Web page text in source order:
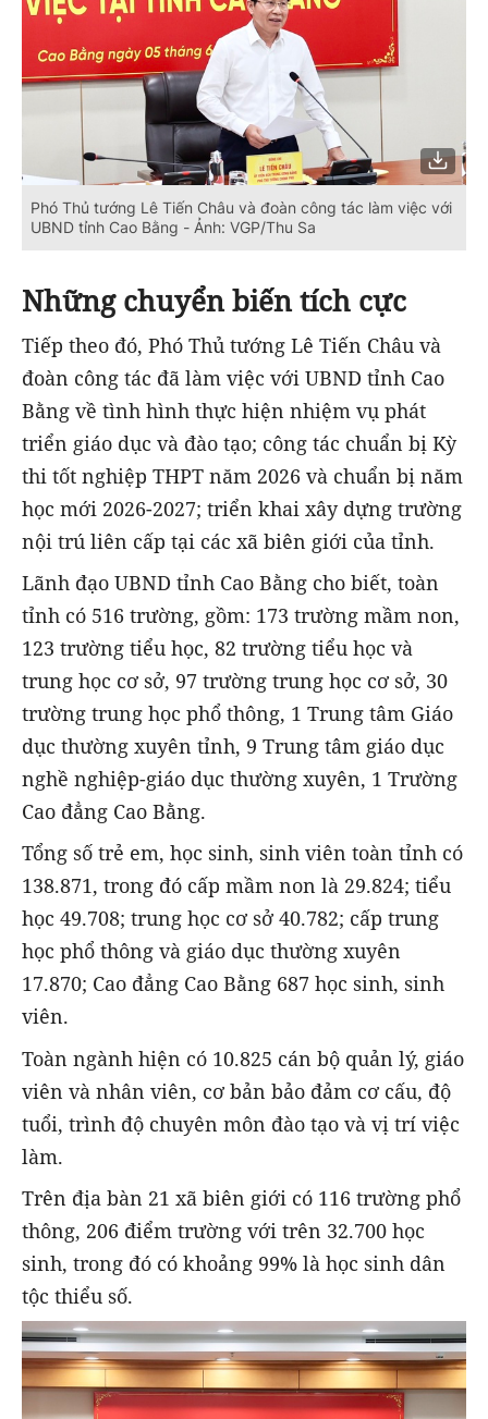
Phó Thủ tướng Lê Tiến Châu và đoàn công tác làm việc với
UBND tỉnh Cao Bằng - Ảnh: VGP/Thu Sa
Những chuyển biến tích cực
Tiếp theo đó, Phó Thủ tướng Lê Tiến Châu và
đoàn công tác đã làm việc với UBND tỉnh Cao
Bằng về tình hình thực hiện nhiệm vụ phát
triển giáo dục và đào tạo; công tác chuẩn bị Kỳ
thi tốt nghiệp THPT năm 2026 và chuẩn bị năm
học mới 2026-2027; triển khai xây dựng trường
nội trú liên cấp tại các xã biên giới của tỉnh.
Lãnh đạo UBND tỉnh Cao Bằng cho biết, toàn
tỉnh có 516 trường, gồm: 173 trường mầm non,
123 trường tiểu học, 82 trường tiểu học và
trung học cơ sở, 97 trường trung học cơ sở, 30
trường trung học phổ thông, 1 Trung tâm Giáo
dục thường xuyên tỉnh, 9 Trung tâm giáo dục
nghề nghiệp-giáo dục thường xuyên, 1 Trường
Cao đẳng Cao Bằng.
Tổng số trẻ em, học sinh, sinh viên toàn tỉnh có
138.871, trong đó cấp mầm non là 29.824; tiểu
học 49.708; trung học cơ sở 40.782; cấp trung
học phổ thông và giáo dục thường xuyên
17.870; Cao đẳng Cao Bằng 687 học sinh, sinh
viên.
Toàn ngành hiện có 10.825 cán bộ quản lý, giáo
viên và nhân viên, cơ bản bảo đảm cơ cấu, độ
tuổi, trình độ chuyên môn đào tạo và vị trí việc
làm.
Trên địa bàn 21 xã biên giới có 116 trường phổ
thông, 206 điểm trường với trên 32.700 học
sinh, trong đó có khoảng 99% là học sinh dân
tộc thiểu số.